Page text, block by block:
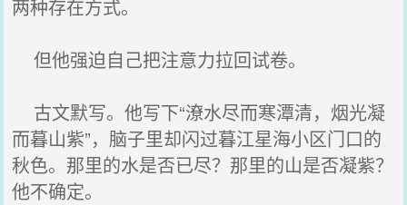
两种存在方式。
但他强迫自己把注意力拉回试卷。
古文默写。他写下“潦水尽而寒潭清，烟光凝
而暮山紫”，脑子里却闪过暮江星海小区门口的
秋色。那里的水是否已尽？那里的山是否凝紫？
他不确定。